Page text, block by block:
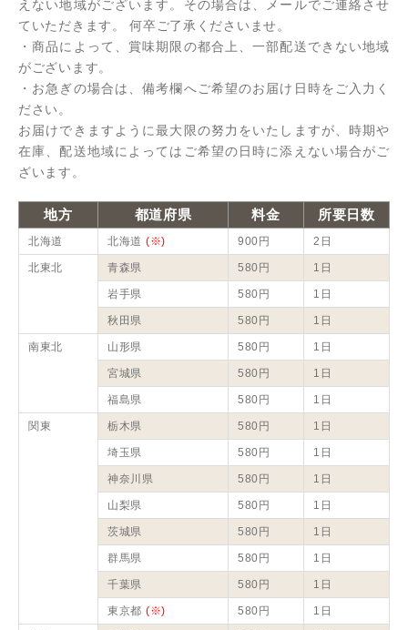
えない地域がございます。その場合は、メールでご連絡させ
ていただきます。 何卒ご了承くださいませ。
・商品によって、賞味期限の都合上、一部配送できない地域
がございます。
・お急ぎの場合は、備考欄へご希望のお届け日時をご入力く
ださい。
お届けできますように最大限の努力をいたしますが、時期や
在庫、配送地域によってはご希望の日時に添えない場合がご
ざいます。
地方 都道府県 料金 所要日数
北海道 北海道 (※) 900円 2日
北東北 青森県 580円 1日
岩手県 580円 1日
秋田県 580円 1日
南東北 山形県 580円 1日
宮城県 580円 1日
福島県 580円 1日
関東 栃木県 580円 1日
埼玉県 580円 1日
神奈川県 580円 1日
山梨県 580円 1日
茨城県 580円 1日
群馬県 580円 1日
千葉県 580円 1日
東京都 (※) 580円 1日